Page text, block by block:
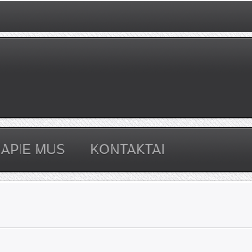
APIE MUS KONTAKTAI